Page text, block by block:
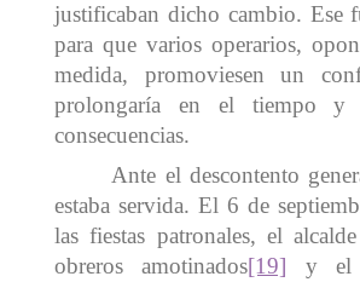
justificaban dicho cambio. Ese
para que varios operarios,
medida, promoviesen un
prolongaría en el tiempo y
consecuencias.
Ante el descontento
estaba servida. El 6 de
las fiestas patronales, el
obreros amotinados[19]
y el